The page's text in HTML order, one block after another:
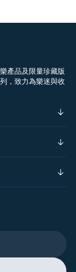
產品及限量珍藏版
，致力為樂迷與收